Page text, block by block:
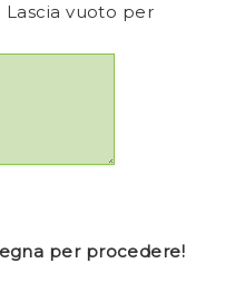
Lascia vuoto per
per procedere!